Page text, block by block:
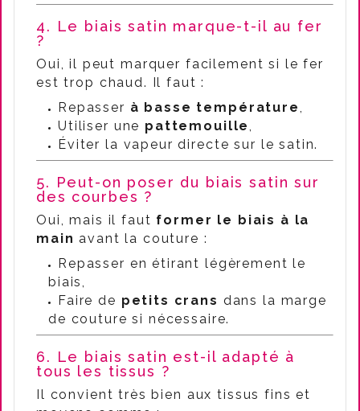
4. Le biais satin marque-t-il au fer
?
Oui, il peut marquer facilement si le fer
est trop chaud. Il faut :
Repasser à basse température
Utiliser une pattemouille
Éviter la vapeur directe sur le satin.
5. Peut-on poser du biais satin sur
des courbes ?
Oui, mais il faut former le biais à la
main avant la couture :
Repasser en étirant légèrement le
biais,
Faire de petits crans dans la marge
de couture si nécessaire.
6. Le biais satin est-il adapté à
tous les tissus ?
Il convient très bien aux tissus fins et